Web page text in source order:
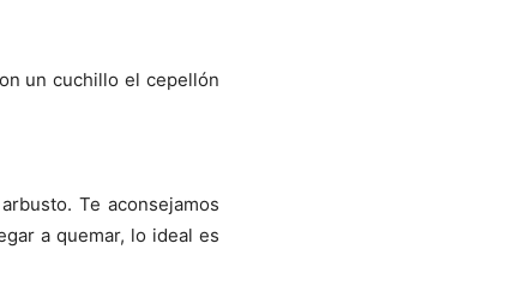
un cuchillo el cepellón
Te aconsejamos
a quemar, lo ideal es